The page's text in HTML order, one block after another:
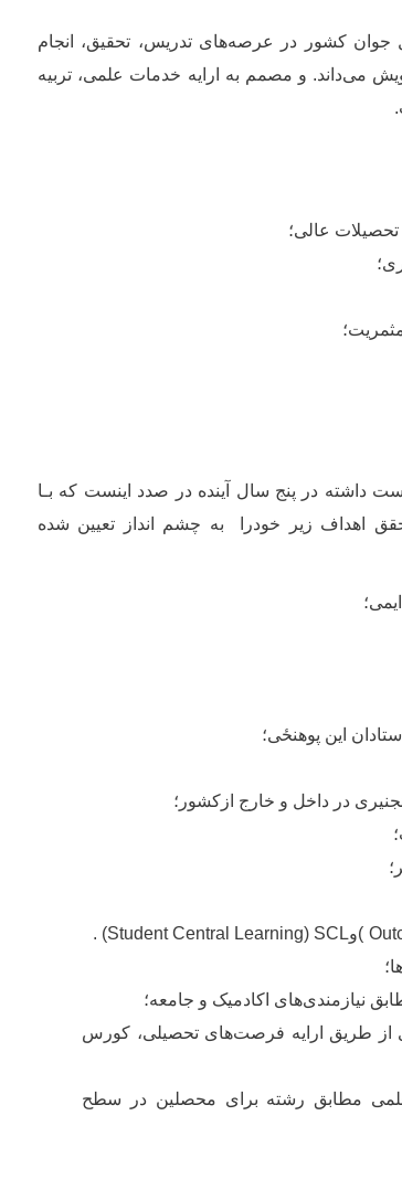
کشور در عرصه‌های تدریس، تحقیق، انجام
می‌داند. و مصمم به ارایه خدمات علمی، تربیه
عالی؛
داشته در پنج سال آینده در صدد این‏ست که بـا
اهداف زیر خودرا به چشم انداز تعیین شده
این پوهنځی؛
در داخل و خارج ازکشور؛
(و. (Student Central Learning) SCL
نیازمندی‌های اکادمیک و جامعه؛
از طریق ارایه فرصت‌های تحصیلی، کورس
مطابق رشته برای محصلین در سطح